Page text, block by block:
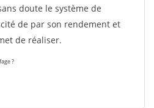
doute le système de
de par son rendement et
de réaliser.
?